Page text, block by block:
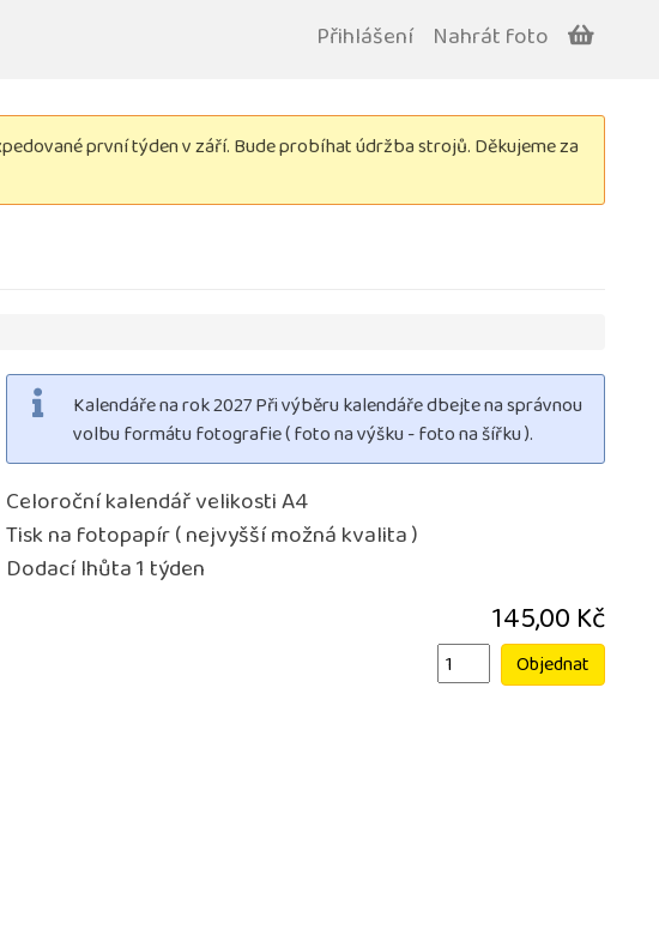
Přihlášení Nahrát foto
první týden v září. Bude probíhat údržba strojů. Děkujeme za
Kalendáře na rok 2027 Při výběru kalendáře dbejte na správnou
volbu formátu fotografie ( foto na výšku - foto na šířku ).
Celoroční kalendář velikosti A4
Tisk na fotopapír ( nejvyšší možná kvalita )
Dodací lhůta 1 týden
145,00 Kč
Objednat